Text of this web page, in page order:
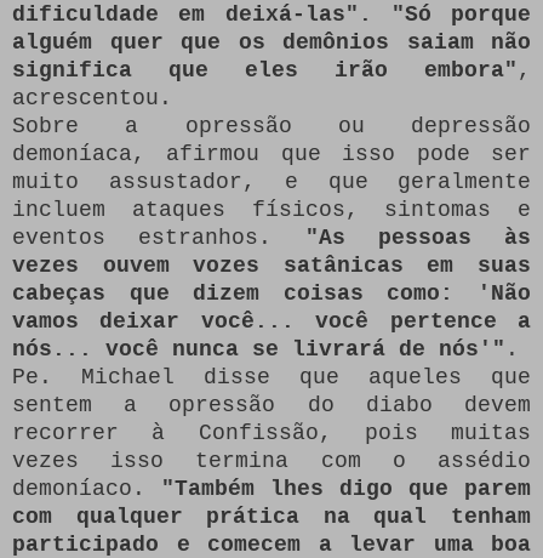
dificuldade em deixá-las". "Só porque
alguém quer que os demônios saiam não
significa que eles irão embora" ,
acrescentou.
Sobre a opressão ou depressão
demoníaca, afirmou que isso pode ser
muito assustador, e que geralmente
incluem ataques físicos, sintomas e
eventos estranhos.
"As pessoas às
vezes ouvem vozes satânicas em suas
cabeças que dizem coisas como: 'Não
vamos deixar você... você pertence a
nós... você nunca se livrará de nós'" .
Pe. Michael disse que aqueles que
sentem a opressão do diabo devem
recorrer à Confissão, pois muitas
vezes isso termina com o assédio
demoníaco. "Também lhes digo que parem
com qualquer prática na qual tenham
participado e comecem a levar uma boa